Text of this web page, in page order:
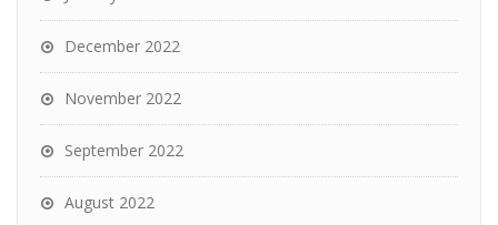
December 2022
November 2022
September 2022
August 2022